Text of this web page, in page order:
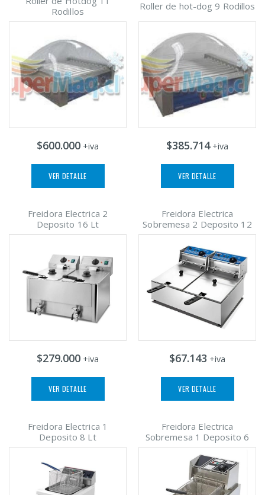
Rodillos
$600.000 +iva
VER DETALLE
Roller de hot-dog 9 Rodillos
$385.714+iva
VER DETALLE
Freidora Electrica 2
Deposito 16 Lt
$279.000 +iva
VER DETALLE
Freidora Electrica
Sobremesa 2 Deposito 12
$67.143 +iva
VER DETALLE
Freidora Electrica 1
Deposito 8 Lt
Freidora Electrica
Sobremesa 1 Deposito 6